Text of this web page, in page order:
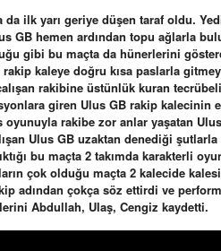
ilk yarı geriye düşen taraf oldu.
GB hemen ardından topu ağlarla
gibi bu maçta da hünerlerini
kaleye doğru kısa paslarla
rakibine üstünlük kuran tecrübeli
giren Ulus GB rakip kalecinin
oyunuyla rakibe zor anlar yaşatan
Ulus GB uzaktan denediği
bu maçta 2 takımda karakterli
çok olduğu maçta 2 kalecide
adından çokça söz ettirdi ve
Abdullah, Ulaş, Cengiz kaydetti.